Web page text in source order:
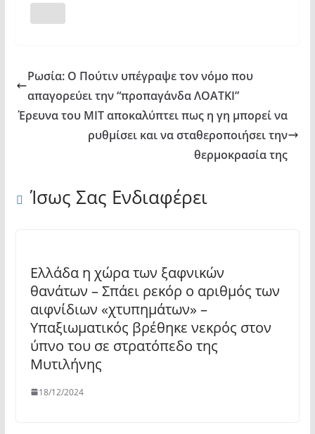
Ρωσία: Ο Πούτιν υπέγραψε τον νόμο που
απαγορεύει την “προπαγάνδα ΛΟΑΤΚΙ”
Έρευνα του MIT αποκαλύπτει πως η γη μπορεί να
ρυθμίσει και να σταθεροποιήσει την
θερμοκρασία της
Ίσως Σας Ενδιαφέρει
Ελλάδα η χώρα των ξαφνικών
θανάτων – Σπάει ρεκόρ ο αριθμός των
αιφνίδιων «χτυπημάτων» –
Υπαξιωματικός βρέθηκε νεκρός στον
ύπνο του σε στρατόπεδο της
Μυτιλήνης
18/12/2024